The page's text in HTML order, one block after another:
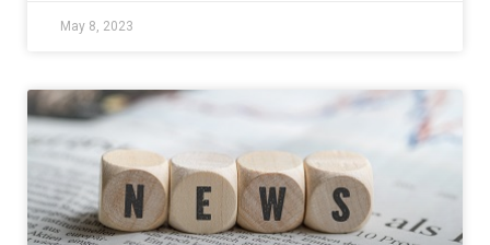
May 8, 2023